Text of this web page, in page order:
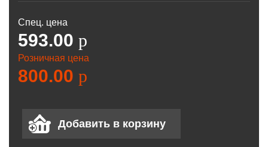
Спец. цена
593.00 p
Розничная цена
800.00 p